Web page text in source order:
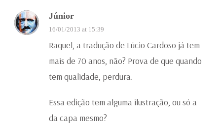
Júnior
16/01/2013 at 15:39
Raquel, a tradução de Lúcio Cardoso já tem
mais de 70 anos, não? Prova de que quando
tem qualidade, perdura.
Essa edição tem alguma ilustração, ou só a
da capa mesmo?